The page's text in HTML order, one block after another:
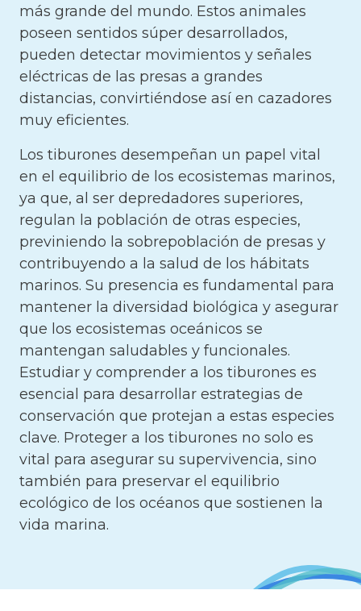
más grande del mundo. Estos animales
poseen sentidos súper desarrollados,
pueden detectar movimientos y señales
eléctricas de las presas a grandes
distancias, convirtiéndose así en cazadores
muy eficientes.
Los tiburones desempeñan un papel vital
en el equilibrio de los ecosistemas marinos,
ya que, al ser depredadores superiores,
regulan la población de otras especies,
previniendo la sobrepoblación de presas y
contribuyendo a la salud de los hábitats
marinos. Su presencia es fundamental para
mantener la diversidad biológica y asegurar
que los ecosistemas oceánicos se
mantengan saludables y funcionales.
Estudiar y comprender a los tiburones es
esencial para desarrollar estrategias de
conservación que protejan a estas especies
clave. Proteger a los tiburones no solo es
vital para asegurar su supervivencia, sino
también para preservar el equilibrio
ecológico de los océanos que sostienen la
vida marina.